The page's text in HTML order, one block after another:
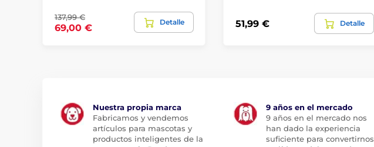
137,99 €
69,00 €
Detalle 51,99 € Detalle
Nuestra propia marca
Fabricamos y vendemos
artículos para mascotas y
productos inteligentes de la
9 años en el mercado
9 años en el mercado nos
han dado la experiencia
suficiente para convertirnos